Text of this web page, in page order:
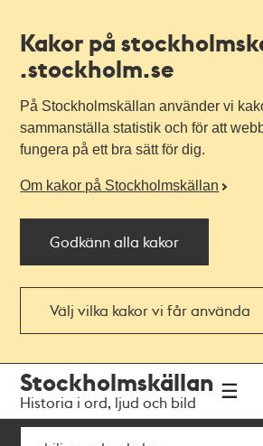
Kakor på
.stockholm.se
På Stockholmskällan använder vi
sammanställa statistik och för att
fungera på ett bra sätt för dig.
Om kakor på Stockholmskällan
Godkänn alla kakor
Välj vilka kakor vi får använda
navigationen
huvudinnehållet
Stockholmskällan
Historia i ord, ljud och bild
Sök